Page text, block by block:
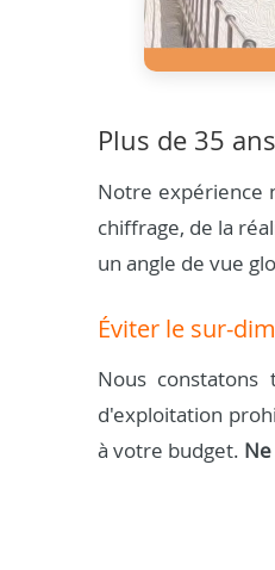
Plus de 35
Notre expérience
chiffrage, de la
un angle de vue
Éviter le sur-
Nous
d'exploitation
à votre budget.